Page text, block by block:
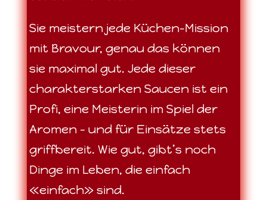
Sie meistern jede Küchen-Mission
mit Bravour, genau das können
sie maximal gut. Jede dieser
charakterstarken Saucen ist ein
Profi, eine Meisterin im Spiel der
Aromen – und für Einsätze stets
griffbereit. Wie gut, gibt’s noch
Dinge im Leben, die einfach
«einfach» sind.